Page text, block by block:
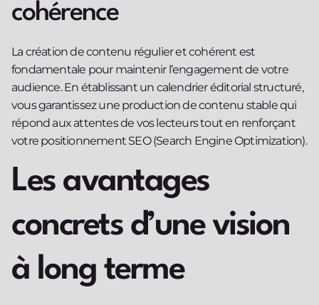
cohérence
La création de contenu régulier et cohérent est
fondamentale pour maintenir l’engagement de votre
audience. En établissant un calendrier éditorial structuré,
vous garantissez une production de contenu stable qui
répond aux attentes de vos lecteurs tout en renforçant
votre positionnement SEO (Search Engine Optimization).
Les avantages
concrets d’une vision
à long terme